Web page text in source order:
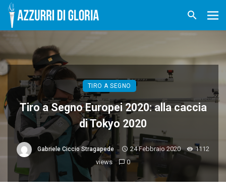
TIRO A SEGNO
Tiro a Segno Europei 2020: alla caccia
di Tokyo 2020
Gabriele Ciccio Stragapede 24 Febbraio 2020
1112
views
0